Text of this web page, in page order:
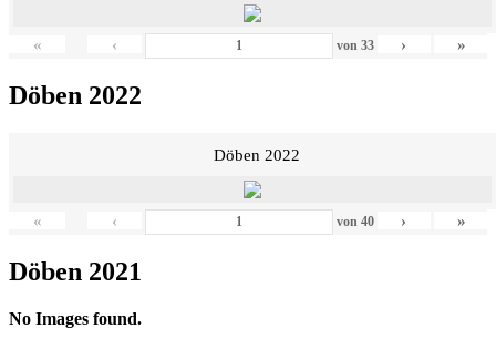
« ‹ von 33 › »
Döben 2022
Döben 2022
« ‹ von 40 › »
Döben 2021
No Images found.